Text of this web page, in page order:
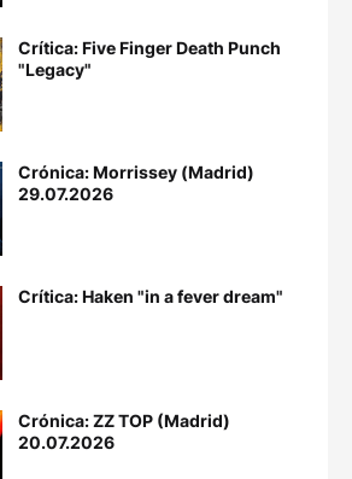
Crítica: Five Finger Death Punch
"Legacy"
Crónica: Morrissey (Madrid)
29.07.2026
Crítica: Haken "in a fever dream"
Crónica: ZZ TOP (Madrid)
20.07.2026